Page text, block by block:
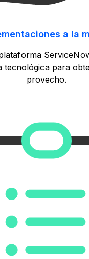
a la
tecnológica para
provecho.